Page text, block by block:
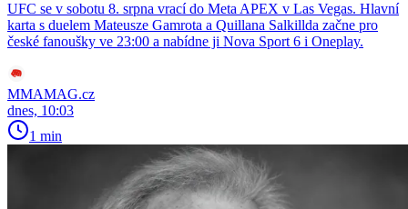
UFC se v sobotu 8. srpna vrací do Meta APEX v Las Vegas. Hlavní
karta s duelem Mateusze Gamrota a Quillana Salkillda začne pro
české fanoušky ve 23:00 a nabídne ji Nova Sport 6 i Oneplay.
MMAMAG.cz
dnes, 10:03
1 min